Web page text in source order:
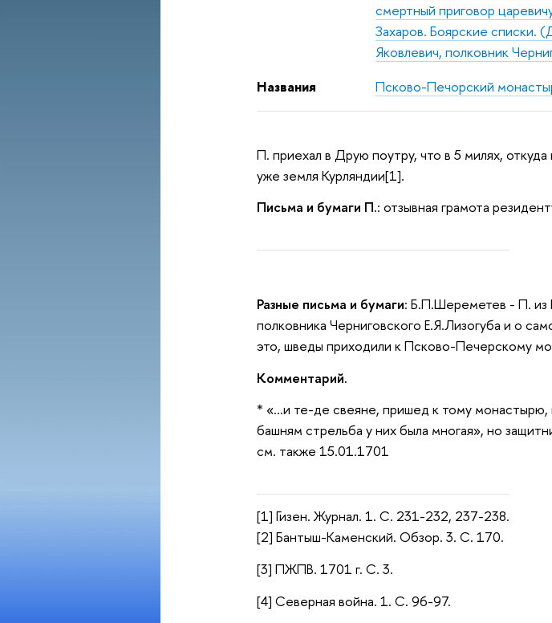
смертный приговор
Захаров. Боярские списки.
Яковлевич, полковник
Названия
Псково-Печорский
П. приехал в Друю поутру, что в 5 милях,
уже земля Курляндии[1].
Письма и бумаги П.: отзывная грамота
Разные письма и бумаги: Б.П.Шереметев - П. из
полковника Черниговского Е.Я.Лизогуба и о
это, шведы приходили к Псково-Печерскому
Комментарий.
* «…и те-де свеяне, пришед к тому
башням стрельба у них была многая», но
см. также 15.01.1701
[1] Гизен. Журнал. 1. С. 231-232, 237-238.
[2] Бантыш-Каменский. Обзор. 3. С. 170.
[3] ПЖПВ. 1701 г. С. 3.
[4] Северная война. 1. С. 96-97.